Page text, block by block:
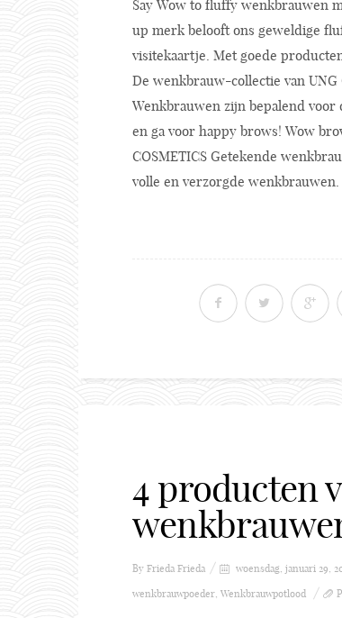
Say Wow to fluffy wenkbrauwen
up merk belooft ons geweldige
visitekaartje. Met goede
De wenkbrauw-collectie van
Wenkbrauwen zijn bepalend
en ga voor happy brows! Wow
COSMETICS Getekende
volle en verzorgde
4 producten
By Frieda Frieda woensdag, januari 29,
wenkbrauwpoeder Wenkbrauwpotlood